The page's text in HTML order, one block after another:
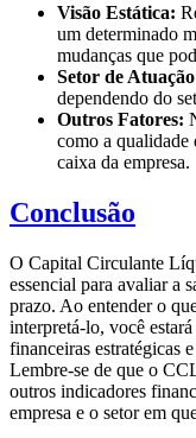
Visão Estática:
um determinado
mudanças que
Setor de
dependendo do
Outros Fatores:
como a qualidade
caixa da empresa.
Conclusão
O Capital Circulante
essencial para avaliar a
prazo. Ao entender o
interpretá-lo, você
financeiras estratégicas
Lembre-se de que o
outros indicadores
empresa e o setor em